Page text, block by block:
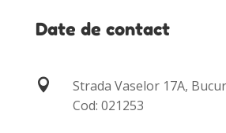
Date de contact

Strada Vaselor 17A,
Cod: 021253